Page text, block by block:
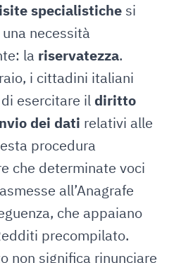
specialistiche si
necessità
la riservatezza.
i cittadini italiani
esercitare il diritto
dei dati relativi alle
procedura
che determinate voci
all’Anagrafe
che appaiano
precompilato.
non significa rinunciare